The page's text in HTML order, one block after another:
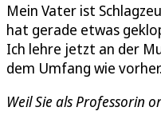
Mein Vater ist
hat gerade etwas
Ich lehre jetzt an der
dem Umfang wie
Weil Sie als Professorin